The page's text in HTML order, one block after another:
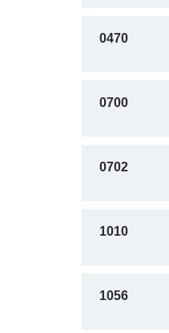
0470
0700
0702
1010
1056